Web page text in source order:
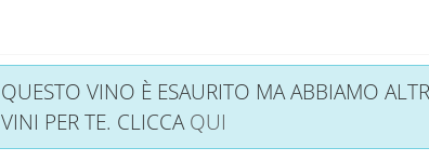
QUESTO VINO È ESAURITO MA ABBIAMO
VINI PER TE. CLICCAQUI